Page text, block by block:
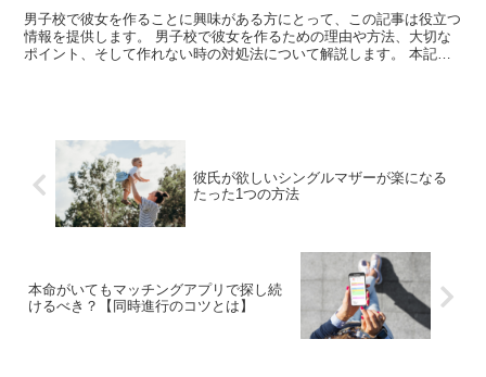
男子校で彼女を作ることに興味がある方にとって、この記事は役立つ
情報を提供します。 男子校で彼女を作るための理由や方法、大切な
ポイント、そして作れない時の対処法について解説します。 本記事
彼氏が欲しいシングルマザーが楽になる
たった1つの方法
本命がいてもマッチングアプリで探し続
けるべき？【同時進行のコツとは】